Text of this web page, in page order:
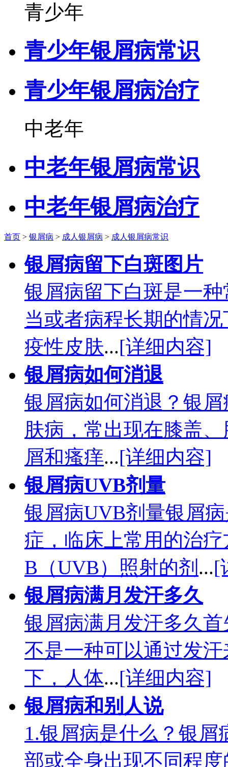
青少年
青少年银屑病常识
青少年银屑病治疗
中老年
中老年银屑病常识
中老年银屑病治疗
首页 > 银屑病 > 成人银屑病 > 成人银屑病常识
银屑病留下白斑图片
银屑病留下白斑是一
当或者病程长期的情
疫性皮肤...[详细内容]
银屑病如何消退
银屑病如何消退？银
肤病，常出现在膝盖
屑和瘙痒...[详细内容]
银屑病UVB剂量
银屑病UVB剂量银屑
症，临床上常用的治
B（UVB）照射的剂 ...[
银屑病满月发汗多久
银屑病满月发汗多久
不是一种可以通过发
下，人体...[详细内容]
银屑病和别人说
1.银屑病是什么？银
部或全身出现不同程